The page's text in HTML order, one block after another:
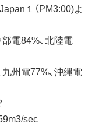
１（PM3:00)よ
電84%、北陸電
州電77%、沖縄電
sec